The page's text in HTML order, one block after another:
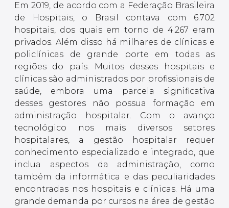
Em 2019, de acordo com a Federação Brasileira
de Hospitais, o Brasil contava com 6.702
hospitais, dos quais em torno de 4.267 eram
privados. Além disso há milhares de clínicas e
policlínicas de grande porte em todas as
regiões do país. Muitos desses hospitais e
clínicas são administrados por profissionais de
saúde, embora uma parcela significativa
desses gestores não possua formação em
administração hospitalar. Com o avanço
tecnológico nos mais diversos setores
hospitalares, a gestão hospitalar requer
conhecimento especializado e integrado, que
inclua aspectos da administração, como
também da informática e das peculiaridades
encontradas nos hospitais e clínicas. Há uma
grande demanda por cursos na área de gestão